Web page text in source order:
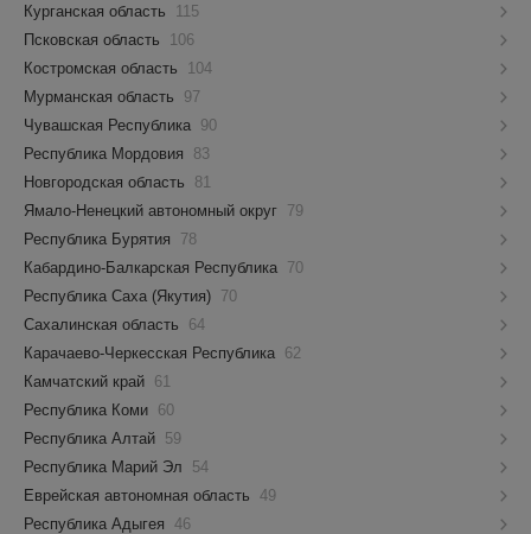
Курганская область
115
Псковская область
106
Костромская область
104
Мурманская область
97
Чувашская Республика 90
Республика Мордовия
83
Новгородская область
81
Ямало-Ненецкий автономный округ 79
Республика Бурятия
78
Кабардино-Балкарская Республика 70
Республика Саха (Якутия) 70
Сахалинская область
64
Карачаево-Черкесская Республика 62
Камчатский край 61
Республика Коми 60
Республика Алтай 59
Республика Марий Эл
54
Еврейская автономная область 49
Республика Адыгея 46